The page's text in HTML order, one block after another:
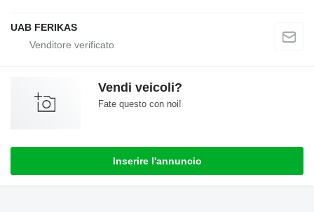
UAB FERIKAS
Vendi veicoli?
Fate questo con noi!
Inserire l'annuncio